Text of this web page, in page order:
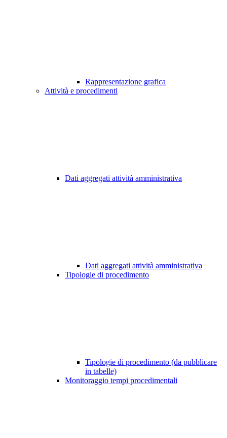
Rappresentazione grafica
Attività e procedimenti
Dati aggregati attività amministrativa
Dati aggregati attività amministrativa
Tipologie di procedimento
Tipologie di procedimento (da pubblicare
in tabelle)
Monitoraggio tempi procedimentali